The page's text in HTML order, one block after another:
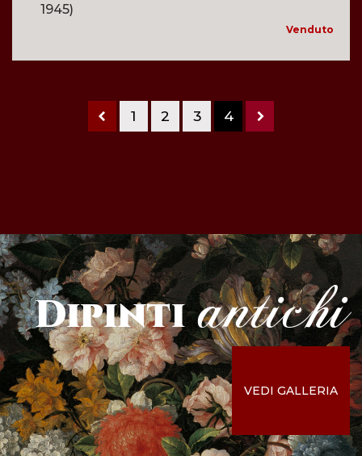
1945)
Venduto
1 2 3 4
Dipinti antichi
VEDI GALLERIA